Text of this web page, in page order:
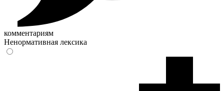
комментариям
Ненормативная лексика